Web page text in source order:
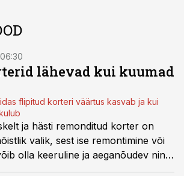
lähevad kui kuumad
flipitud korteri väärtus kasvab ja kui
ja hästi remonditud korter on
valik, sest ise remontimine või
olla keeruline ja aeganõudev ning
tavaliselt vaid korteri ostmiseks ehk